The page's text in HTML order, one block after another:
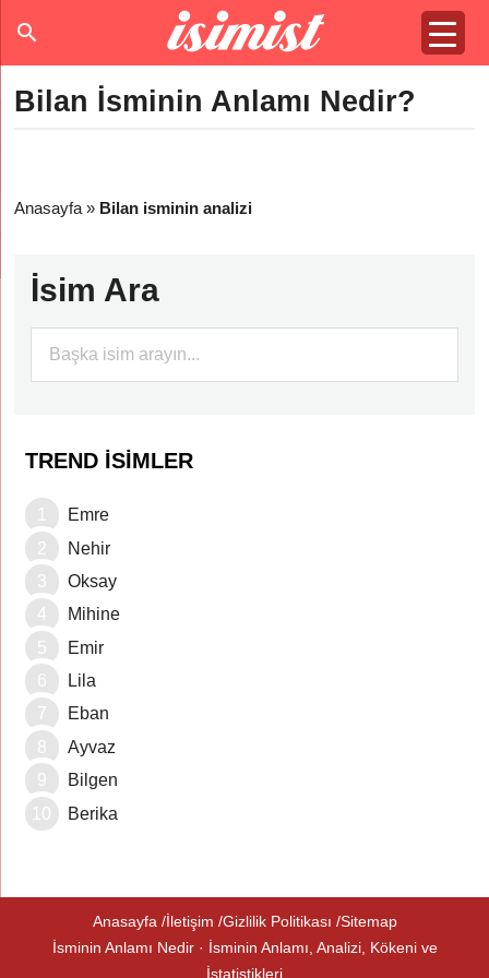
Bilan İsminin Anlamı Nedir?
Anasayfa » Bilan isminin analizi
İsim Ara
TREND İSIMLER
Emre
Nehir
Oksay
Mihine
Emir
Lila
Eban
Ayvaz
Bilgen
Berika
Anasayfa İletişim Gizlilik Politikası Sitemap
İsminin Anlamı Nedir · İsminin Anlamı, Analizi, Kökeni ve
İstatistikleri